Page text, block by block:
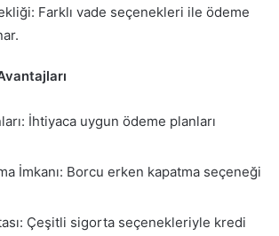
Farklı vade seçenekleri ile ödeme
İhtiyaca uygun ödeme planları
İmkanı: Borcu erken kapatma seçeneği
Çeşitli sigorta seçenekleriyle kredi